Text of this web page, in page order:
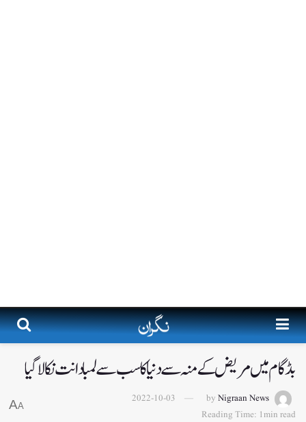
بڈگام میں مریض کے منہ سے دنیا کا سب سے لمبا دانت نکالاگیا
by Nigraan News
2022-10-03
Reading Time: 1min read
A
A